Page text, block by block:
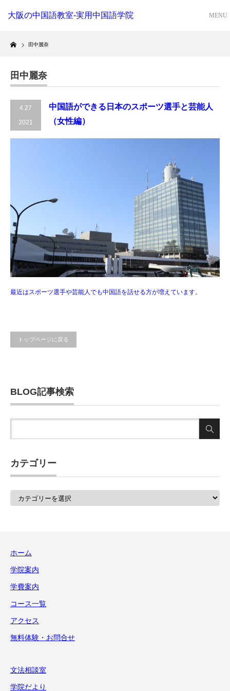
大阪の中国語教室-実用中国語学院
Home
田中麗奈
田中麗奈
4.27
2021
中国語ができる日本のスポーツ選手と芸能人
（女性編）
最近はスポーツ選手や芸能人でも中国語を話せる方が増えています。
トップページに戻る
BLOG記事検索
カテゴリー
カ
ホーム
学院案内
学費案内
コース一覧
アクセス
無料体験・お問合せ
文法相談室
学院だより